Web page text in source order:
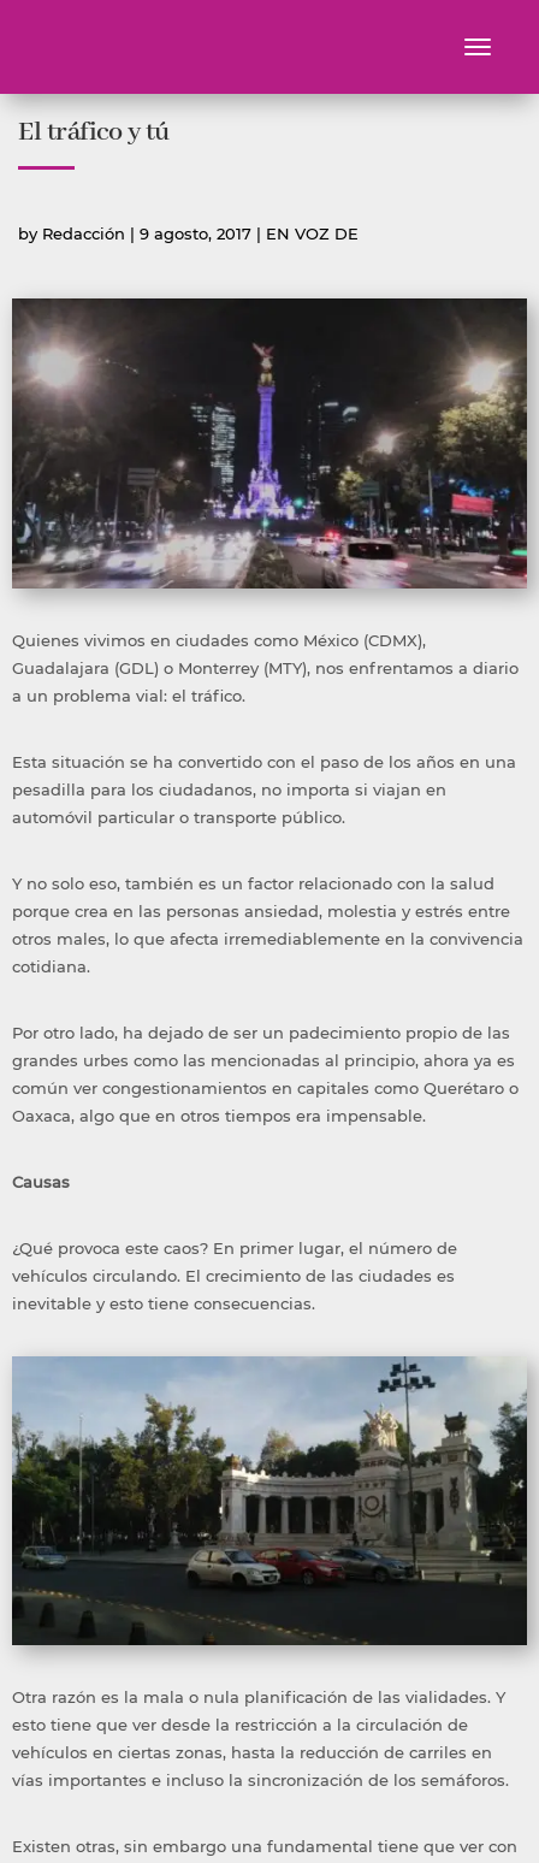
Toggle
El tráfico y tú
by Publicado
Redacción | 9 agosto, 2017 | Publicada
EN VOZ DE
Quienes vivimos en ciudades como México (CDMX),
Guadalajara (GDL) o Monterrey (MTY), nos enfrentamos a diario
a un problema vial: el tráfico.
Esta situación se ha convertido con el paso de los años en una
pesadilla para los ciudadanos, no importa si viajan en
automóvil particular o transporte público.
Y no solo eso, también es un factor relacionado con la salud
porque crea en las personas ansiedad, molestia y estrés entre
otros males, lo que afecta irremediablemente en la convivencia
cotidiana.
Por otro lado, ha dejado de ser un padecimiento propio de las
grandes urbes como las mencionadas al principio, ahora ya es
común ver congestionamientos en capitales como Querétaro o
Oaxaca, algo que en otros tiempos era impensable.
Causas
¿Qué provoca este caos? En primer lugar, el número de
vehículos circulando. El crecimiento de las ciudades es
inevitable y esto tiene consecuencias.
Otra razón es la mala o nula planificación de las vialidades. Y
esto tiene que ver desde la restricción a la circulación de
vehículos en ciertas zonas, hasta la reducción de carriles en
vías importantes e incluso la sincronización de los semáforos.
Existen otras, sin embargo una fundamental tiene que ver con